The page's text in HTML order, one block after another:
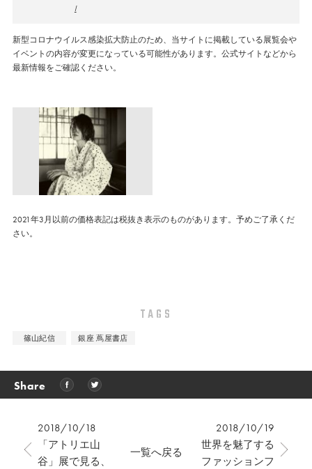
l
新型コロナウイルス感染拡大防止のため、当サイトに掲載している展覧会や
イベントの内容が変更になっている可能性があります。公式サイトなどから
最新情報をご確認ください。
2021年3月以前の価格表記は税抜き表示のものがあります。予めご了承くだ
さい。
TAGS
篠山紀信 銀座 蔦屋書店
Share
2018/10/18
「アトリエ山
谷」展で見る、
2018/10/19
世界を魅了する
ファッションフ
一覧へ戻る